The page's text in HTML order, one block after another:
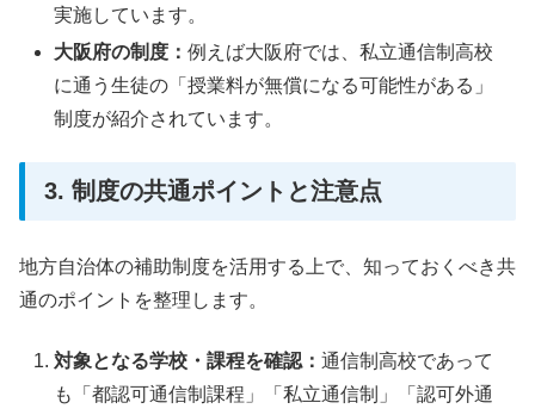
実施しています。
大阪府の制度：例えば大阪府では、私立通信制高校
に通う生徒の「授業料が無償になる可能性がある」
制度が紹介されています。
3. 制度の共通ポイントと注意点
地方自治体の補助制度を活用する上で、知っておくべき共
通のポイントを整理します。
対象となる学校・課程を確認：通信制高校であって
も「都認可通信制課程」「私立通信制」「認可外通